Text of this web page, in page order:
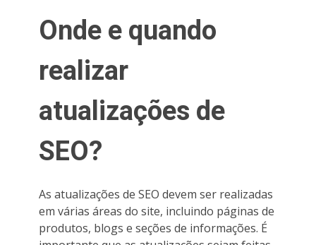
Onde e quando
realizar
atualizações de
SEO?
As atualizações de SEO devem ser realizadas
em várias áreas do site, incluindo páginas de
produtos, blogs e seções de informações. É